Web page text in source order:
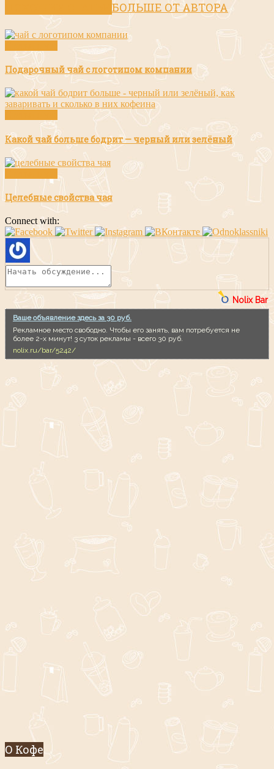
БОЛЬШЕ ОТ АВТОРА
Подарочный чай с логотипом компании
Какой чай больше бодрит — черный или зелёный
Целебные свойства чая
Connect with:
Nolix Bar
Ваше объявление здесь за 30 руб.
Рекламное место свободно. Чтобы его занять, вам потребуется не
более 2-х минут! 3 суток рекламы - всего 30 руб.
nolix.ru/bar/5242/
О Кофе